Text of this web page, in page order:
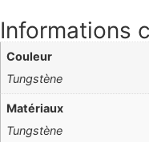
Informations
Couleur
Tungstène
Matériaux
Tungstène